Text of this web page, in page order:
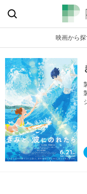
映画から